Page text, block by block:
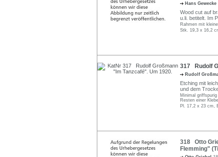
Hans Gewecke
Wood cut auf
u.li. betitelt. Im
Rahmen mit
Stk. 19,3 x 16,2
317 Rudolf
Rudolf
Etching mit
und dem
Minimal
Resten einer
Pl. 17,2 x 23 cm,
318 Otto
Flemming"